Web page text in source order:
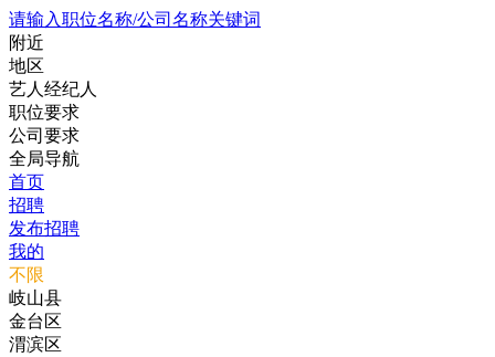
请输入职位名称/公司名称关键词
附近
地区
艺人经纪人
职位要求
公司要求
全局导航
首页
招聘
发布招聘
我的
不限
岐山县
金台区
渭滨区